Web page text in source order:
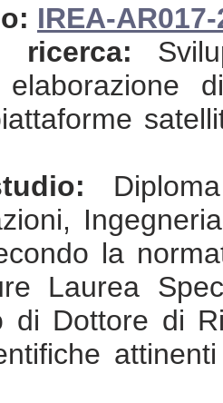
IREA-
ricerca:
la
Laurea
di Dottore di